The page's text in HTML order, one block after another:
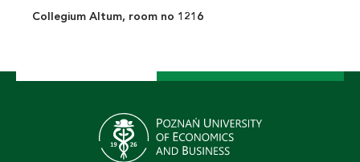
Collegium Altum, room no 1216